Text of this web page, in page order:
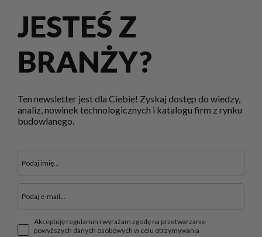
JESTEŚ Z
BRANŻY?
Ten newsletter jest dla Ciebie! Zyskaj dostęp do wiedzy,
analiz, nowinek technologicznych i katalogu firm z rynku
budowlanego.
Akceptuję regulamin i wyrażam zgodę na przetwarzanie
powyższych danych osobowych w celu otrzymywania